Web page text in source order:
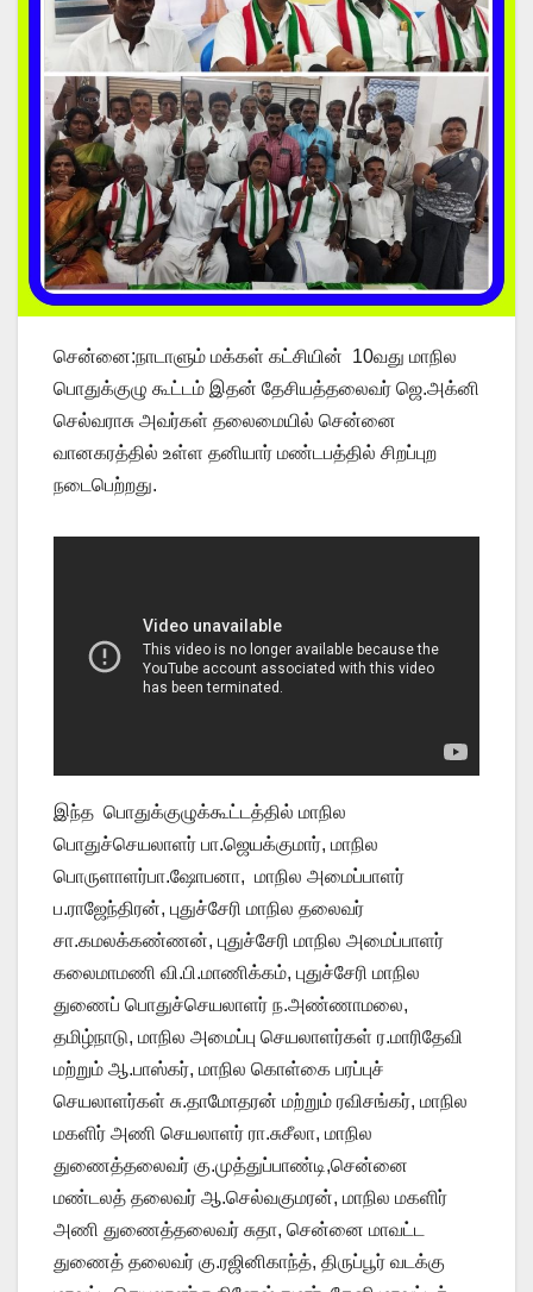
சென்னை:நாடாளும் மக்கள் கட்சியின் 10வது மாநில
பொதுக்குழு கூட்டம் இதன் தேசியத்தலைவர் ஜெ.அக்னி
செல்வராசு அவர்கள் தலைமையில் சென்னை
வானகரத்தில் உள்ள தனியார் மண்டபத்தில் சிறப்புற
நடைபெற்றது.
இந்த பொதுக்குழுக்கூட்டத்தில் மாநில
பொதுச்செயலாளர் பா.ஜெயக்குமார், மாநில
பொருளாளர்பா.ஷோபனா, மாநில அமைப்பாளர்
ப.ராஜேந்திரன், புதுச்சேரி மாநில தலைவர்
சா.கமலக்கண்ணன், புதுச்சேரி மாநில அமைப்பாளர்
கலைமாமணி வி.பி.மாணிக்கம், புதுச்சேரி மாநில
துணைப் பொதுச்செயலாளர் ந.அண்ணாமலை,
தமிழ்நாடு, மாநில அமைப்பு செயலாளர்கள் ர.மாரிதேவி
மற்றும் ஆ.பாஸ்கர், மாநில கொள்கை பரப்புச்
செயலாளர்கள் சு.தாமோதரன் மற்றும் ரவிசங்கர், மாநில
மகளிர் அணி செயலாளர் ரா.சுசீலா, மாநில
துணைத்தலைவர் கு.முத்துப்பாண்டி,சென்னை
மண்டலத் தலைவர் ஆ.செல்வகுமரன், மாநில மகளிர்
அணி துணைத்தலைவர் சுதா, சென்னை மாவட்ட
துணைத் தலைவர் கு.ரஜினிகாந்த், திருப்பூர் வடக்கு